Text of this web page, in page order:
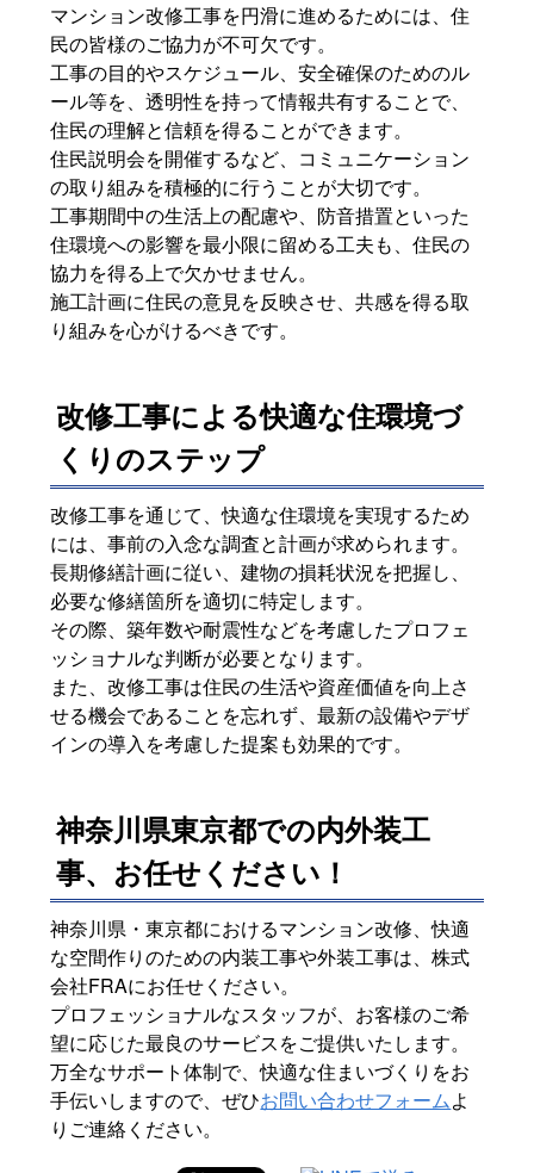
マンション改修工事を円滑に進めるためには、住
民の皆様のご協力が不可欠です。
工事の目的やスケジュール、安全確保のためのル
ール等を、透明性を持って情報共有することで、
住民の理解と信頼を得ることができます。
住民説明会を開催するなど、コミュニケーション
の取り組みを積極的に行うことが大切です。
工事期間中の生活上の配慮や、防音措置といった
住環境への影響を最小限に留める工夫も、住民の
協力を得る上で欠かせません。
施工計画に住民の意見を反映させ、共感を得る取
り組みを心がけるべきです。
改修工事による快適な住環境づ
くりのステップ
改修工事を通じて、快適な住環境を実現するため
には、事前の入念な調査と計画が求められます。
長期修繕計画に従い、建物の損耗状況を把握し、
必要な修繕箇所を適切に特定します。
その際、築年数や耐震性などを考慮したプロフェ
ッショナルな判断が必要となります。
また、改修工事は住民の生活や資産価値を向上さ
せる機会であることを忘れず、最新の設備やデザ
インの導入を考慮した提案も効果的です。
神奈川県東京都での内外装工
事、お任せください！
神奈川県・東京都におけるマンション改修、快適
な空間作りのための内装工事や外装工事は、株式
会社FRAにお任せください。
プロフェッショナルなスタッフが、お客様のご希
望に応じた最良のサービスをご提供いたします。
万全なサポート体制で、快適な住まいづくりをお
手伝いしますので、ぜひお問い合わせフォームよ
りご連絡ください。